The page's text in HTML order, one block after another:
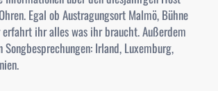
Egal ob Austragungsort Malmö, Bühne
ihr alles was ihr braucht. Außerdem
Songbesprechungen: Irland, Luxemburg,